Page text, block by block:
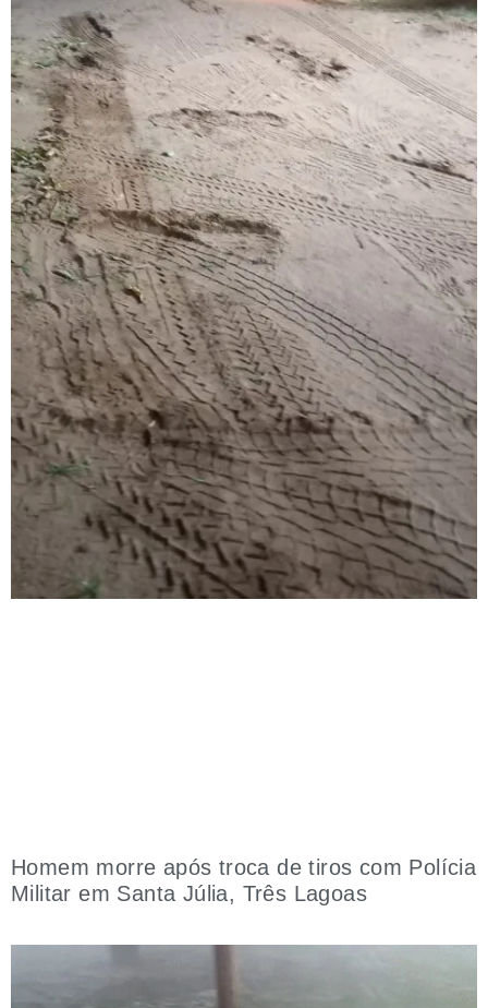
Homem morre após troca de tiros com Polícia
Militar em Santa Júlia, Três Lagoas